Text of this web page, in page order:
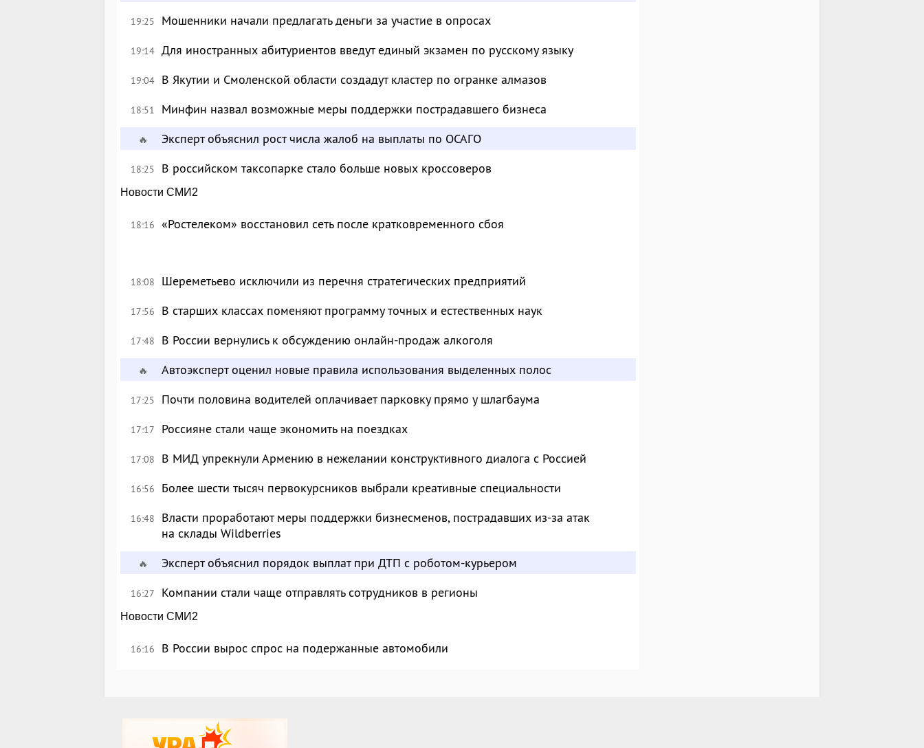
19:25 Мошенники начали предлагать деньги за участие в опросах
19:14 Для иностранных абитуриентов введут единый экзамен по русскому языку
19:04 В Якутии и Смоленской области создадут кластер по огранке алмазов
18:51 Минфин назвал возможные меры поддержки пострадавшего бизнеса
🔥 Эксперт объяснил рост числа жалоб на выплаты по ОСАГО
18:25 В российском таксопарке стало больше новых кроссоверов
Новости СМИ2
18:16 «Ростелеком» восстановил сеть после кратковременного сбоя
18:08 Шереметьево исключили из перечня стратегических предприятий
17:56 В старших классах поменяют программу точных и естественных наук
17:48 В России вернулись к обсуждению онлайн-продаж алкоголя
🔥 Автоэксперт оценил новые правила использования выделенных полос
17:25 Почти половина водителей оплачивает парковку прямо у шлагбаума
17:17 Россияне стали чаще экономить на поездках
17:08 В МИД упрекнули Армению в нежелании конструктивного диалога с Россией
16:56 Более шести тысяч первокурсников выбрали креативные специальности
16:48
Власти проработают меры поддержки бизнесменов, пострадавших из-за атак
на склады Wildberries
🔥 Эксперт объяснил порядок выплат при ДТП с роботом-курьером
16:27 Компании стали чаще отправлять сотрудников в регионы
Новости СМИ2
16:16 В России вырос спрос на подержанные автомобили